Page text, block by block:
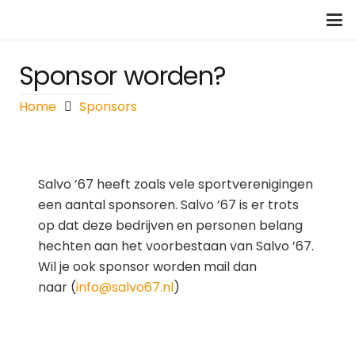
Sponsor worden?
Home Sponsors
Salvo ’67 heeft zoals vele sportverenigingen
een aantal sponsoren. Salvo ’67 is er trots
op dat deze bedrijven en personen belang
hechten aan het voorbestaan van Salvo ’67.
Wil je ook sponsor worden mail dan
naar (info@salvo67.nl)